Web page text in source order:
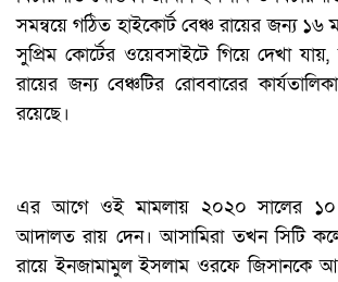
সমন্বয়ে গঠিত হাইকোর্ট বেঞ্চ রায়ের জন্য ১৬
সুপ্রিম কোর্টের ওয়েবসাইটে গিয়ে দেখা
রায়ের জন্য বেঞ্চটির রোববারের
রয়েছে।
এর আগে ওই মামলায় ২০২০ সালের ১০
আদালত রায় দেন। আসামিরা তখন সিটি
রায়ে ইনজামামুল ইসলাম ওরফে জিসানকে